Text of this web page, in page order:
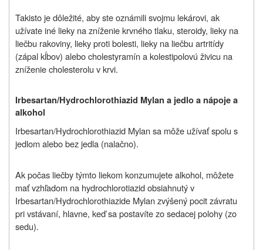
Takisto je dôležité, aby ste oznámili svojmu lekárovi, ak
užívate iné lieky na zníženie krvného tlaku, steroidy, lieky na
liečbu rakoviny, lieky proti bolesti, lieky na liečbu artritídy
(zápal kĺbov) alebo cholestyramín a kolestipolovú živicu na
zníženie cholesterolu v krvi.
Irbesartan/Hydrochlorothiazid Mylan a jedlo a nápoje a
alkohol
Irbesartan/Hydrochlorothiazid Mylan sa môže užívať spolu s
jedlom alebo bez jedla (nalačno).
Ak počas liečby týmto liekom konzumujete alkohol, môžete
mať vzhľadom na hydrochlorotiazid obsiahnutý v
Irbesartan/Hydrochlorothiazide Mylan zvýšený pocit závratu
pri vstávaní, hlavne, keď sa postavíte zo sedacej polohy (zo
sedu).